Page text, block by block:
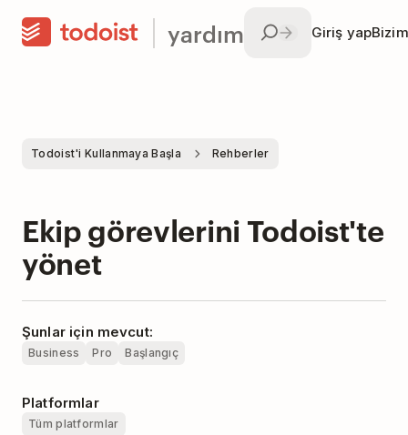
yardım Giriş yap
Todoist'i Kullanmaya Başla Rehberler
Ekip görevlerini Todoist'te
yönet
Şunlar için mevcut:
Business Pro Başlangıç
Platformlar
Tüm platformlar